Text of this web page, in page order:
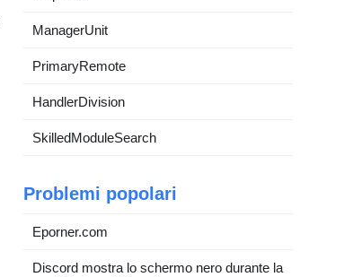
ManagerUnit
PrimaryRemote
HandlerDivision
SkilledModuleSearch
Problemi popolari
Eporner.com
Discord mostra lo schermo nero durante la